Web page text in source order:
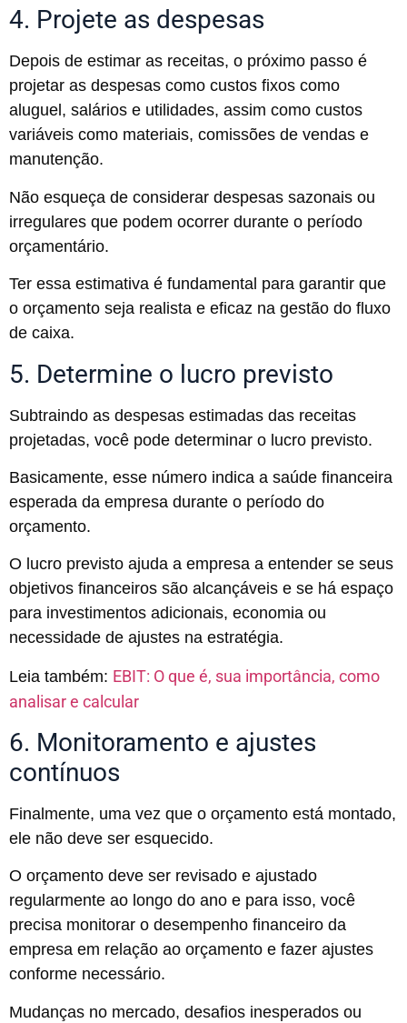
4. Projete as despesas
Depois de estimar as receitas, o próximo passo é
projetar as despesas como custos fixos como
aluguel, salários e utilidades, assim como custos
variáveis como materiais, comissões de vendas e
manutenção.
Não esqueça de considerar despesas sazonais ou
irregulares que podem ocorrer durante o período
orçamentário.
Ter essa estimativa é fundamental para garantir que
o orçamento seja realista e eficaz na gestão do fluxo
de caixa.
5. Determine o lucro previsto
Subtraindo as despesas estimadas das receitas
projetadas, você pode determinar o lucro previsto.
Basicamente, esse número indica a saúde financeira
esperada da empresa durante o período do
orçamento.
O lucro previsto ajuda a empresa a entender se seus
objetivos financeiros são alcançáveis e se há espaço
para investimentos adicionais, economia ou
necessidade de ajustes na estratégia.
Leia também: EBIT: O que é, sua importância, como
analisar e calcular
6. Monitoramento e ajustes
contínuos
Finalmente, uma vez que o orçamento está montado,
ele não deve ser esquecido.
O orçamento deve ser revisado e ajustado
regularmente ao longo do ano e para isso, você
precisa monitorar o desempenho financeiro da
empresa em relação ao orçamento e fazer ajustes
conforme necessário.
Mudanças no mercado, desafios inesperados ou